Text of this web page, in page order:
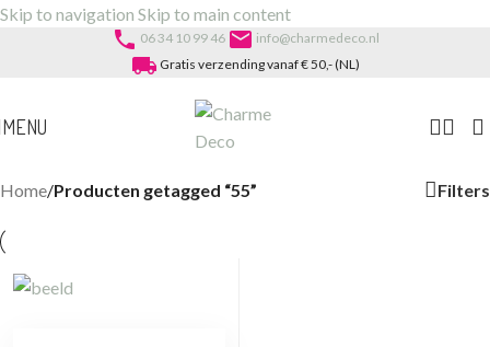
Skip to navigation Skip to main content
phone 06 34 10 99 46 email info@charmedeco.nl
local_shipping Gratis verzending vanaf € 50,- (NL)
MENU
Home/Producten getagged “55” Filters